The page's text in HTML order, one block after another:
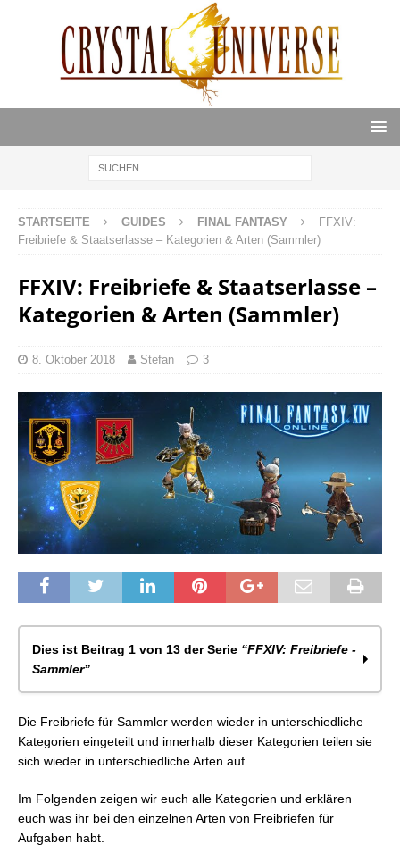
STARTSEITE GUIDES FINAL FANTASY
FFXIV:
Freibriefe & Staatserlasse – Kategorien & Arten (Sammler)
FFXIV: Freibriefe & Staatserlasse –
Kategorien & Arten (Sammler)
8. Oktober 2018 Stefan 3
Dies ist Beitrag 1 von 13 der Serie “FFXIV: Freibriefe -
Sammler”
FFXIV: Freibriefe & Staatserlasse – Kategorien &
Arten (Sammler)
FFXIV: Freibriefe – Minenarbeiter Stufe 1-68
FFXIV: Freibriefe – Fischer Stufe 1-68
FFXIV: Freibriefe – Minenarbeiter Stufe 70-78
FFXIV: Freibriefe – Gärtner Stufe 70-78
Die Freibriefe für Sammler werden wieder in unterschiedliche
Kategorien eingeteilt und innerhalb dieser Kategorien teilen sie
sich wieder in unterschiedliche Arten auf.
Im Folgenden zeigen wir euch alle Kategorien und erklären
euch was ihr bei den einzelnen Arten von Freibriefen für
Aufgaben habt.